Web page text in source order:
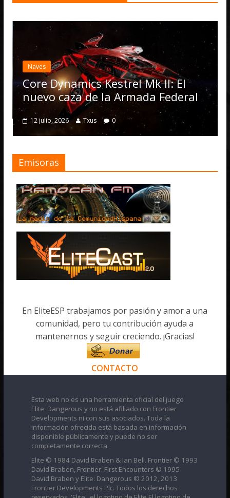
Naves
Core Dynamics Kestrel Mk II: El
nuevo caza de la Armada Federal
12 julio, 2026 Txus 0
Emisoras
En EliteESP trabajamos por pasión y amor a una
comunidad, pero tu contribución ayuda a
mantenernos y seguir creciendo. ¡Gracias!
CONTACTO
Esta web no es una herramienta oficial del juego
Elite: Dangerous y no está afiliado con Frontier
Developments ni con sus asociados. Toda la
información ofrecida está basada en información
disponible públicamente y puede no ser
completamente correcta.
Elite © 1984 David Braben & Ian Bell. Frontier © 1993
David Braben, Frontier: First Encounters © 1995
David Braben y Elite: Dangerous © 2012, 2013
Frontier Developments Plc. Todos los derechos